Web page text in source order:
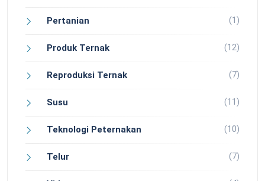
Pertanian (1)
Produk Ternak (12)
Reproduksi Ternak (7)
Susu (11)
Teknologi Peternakan (10)
Telur (7)